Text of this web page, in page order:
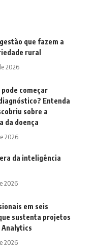
que fazem a
rural
2026
pode começar
Entenda
sobre a
da doença
2026
da inteligência
2026
em seis
sustenta projetos
Analytics
2026